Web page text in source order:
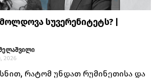
სუვერენიტეტს? |
2026
რატომ უნდათ რუმინეთისა და